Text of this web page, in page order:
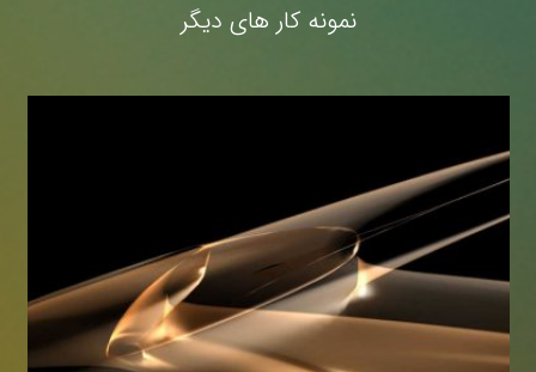
نمونه کار های دیگر